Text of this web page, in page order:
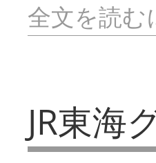
全文を読
JR東海